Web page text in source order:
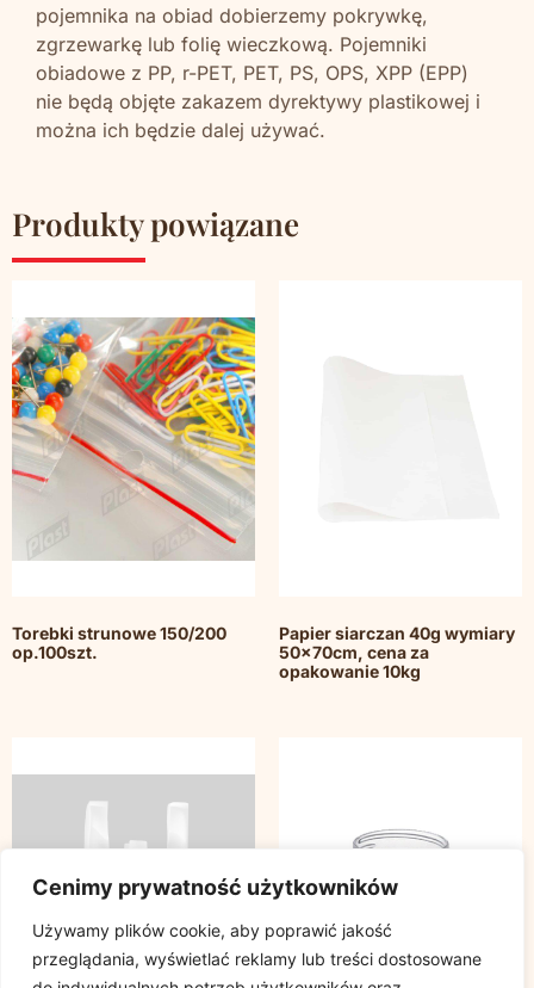
Cenimy prywatność użytkowników
Używamy plików cookie, aby poprawić jakość
przeglądania, wyświetlać reklamy lub treści dostosowane
pojemnika na obiad dobierzemy pokrywkę,
zgrzewarkę lub folię wieczkową. Pojemniki
obiadowe z PP, r-PET, PET, PS, OPS, XPP (EPP)
nie będą objęte zakazem dyrektywy plastikowej i
można ich będzie dalej używać.
Produkty powiązane
Torebki strunowe 150/200
op.100szt.
Papier siarczan 40g wymiary
50x70cm, cena za
opakowanie 10kg